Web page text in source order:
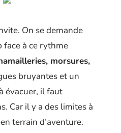
On se demande
face à ce rythme
morsures,
bruyantes et un
évacuer, il faut
Car il y a des limites à
terrain d’aventure.